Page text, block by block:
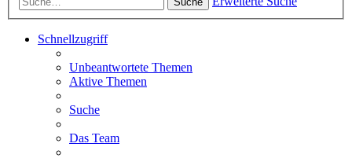
Schnellzugriff
Unbeantwortete Themen
Aktive Themen
Suche
Das Team